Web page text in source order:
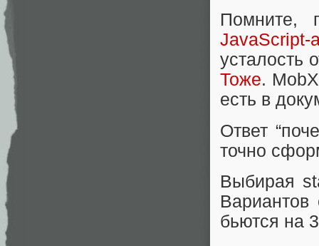
JavaScript-
усталость
Тоже.
есть в
Ответ
точно
Выбирая
бьются на